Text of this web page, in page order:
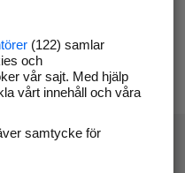
(122) samlar
och
vår sajt. Med hjälp
vårt innehåll och våra
samtycke för